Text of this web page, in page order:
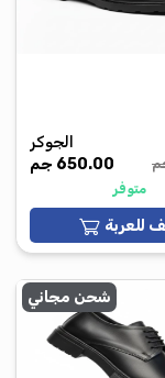
الجوكر
650.00 جم
للعربة
شحن مجاني